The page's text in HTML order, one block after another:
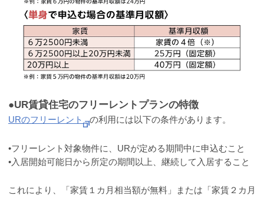
●UR賃貸住宅のフリーレントプランの特徴
URのフリーレント の利用には以下の条件があります。
•フリーレント対象物件に、URが定める期間中に申込むこと
•入居開始可能日から所定の期間以上、継続して入居すること
これにより、「家賃１カ月相当額が無料」または「家賃２カ月